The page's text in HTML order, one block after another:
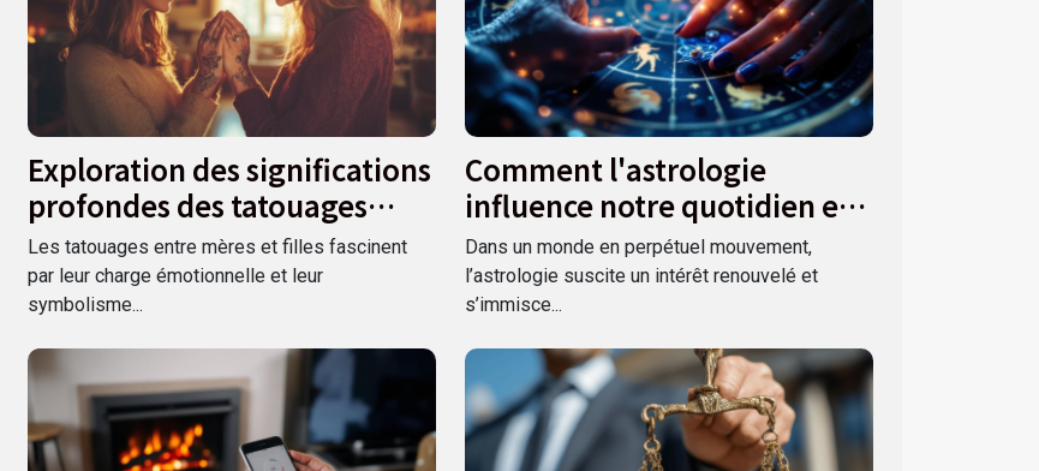
Exploration des significations
profondes des tatouages
entre mères et filles
Les tatouages entre mères et filles fascinent
par leur charge émotionnelle et leur
symbolisme...
Comment l'astrologie
influence notre quotidien et
nos décisions ?
Dans un monde en perpétuel mouvement,
l’astrologie suscite un intérêt renouvelé et
s’immisce...